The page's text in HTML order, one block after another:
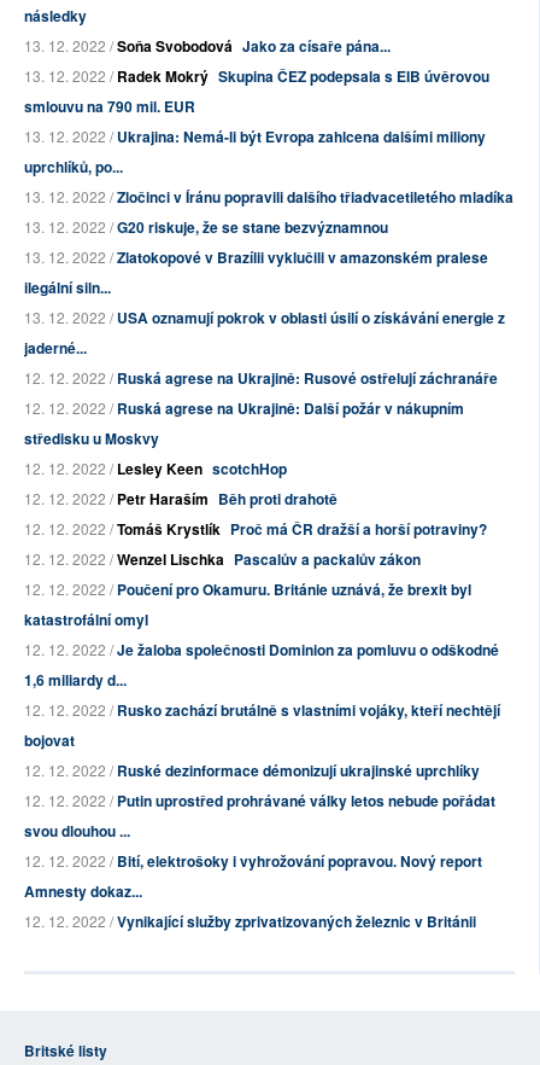
následky
13. 12. 2022 /Soňa Svobodová Jako za císaře pána...
13. 12. 2022 /Radek Mokrý Skupina ČEZ podepsala s EIB úvěrovou
smlouvu na 790 mil. EUR
13. 12. 2022 /Ukrajina: Nemá-li být Evropa zahlcena dalšími miliony
uprchlíků, po...
13. 12. 2022 /Zločinci v Íránu popravili dalšího třiadvacetiletého mladíka
13. 12. 2022 /G20 riskuje, že se stane bezvýznamnou
13. 12. 2022 /Zlatokopové v Brazílii vyklučili v amazonském pralese
ilegální siln...
13. 12. 2022 /USA oznamují pokrok v oblasti úsilí o získávání energie z
jaderné...
12. 12. 2022 /Ruská agrese na Ukrajině: Rusové ostřelují záchranáře
12. 12. 2022 /Ruská agrese na Ukrajině: Další požár v nákupním
středisku u Moskvy
12. 12. 2022 /Lesley Keen scotchHop
12. 12. 2022 /Petr Haraším Běh proti drahotě
12. 12. 2022 /Tomáš Krystlík Proč má ČR dražší a horší potraviny?
12. 12. 2022 /Wenzel Lischka Pascalův a packalův zákon
12. 12. 2022 /Poučení pro Okamuru. Británie uznává, že brexit byl
katastrofální omyl
12. 12. 2022 /Je žaloba společnosti Dominion za pomluvu o odškodné
1,6 miliardy d...
12. 12. 2022 /Rusko zachází brutálně s vlastními vojáky, kteří nechtějí
bojovat
12. 12. 2022 /Ruské dezinformace démonizují ukrajinské uprchlíky
12. 12. 2022 /Putin uprostřed prohrávané války letos nebude pořádat
svou dlouhou ...
12. 12. 2022 /Bití, elektrošoky i vyhrožování popravou. Nový report
Amnesty dokaz...
12. 12. 2022 /Vynikající služby zprivatizovaných železnic v Británii
Britské listy